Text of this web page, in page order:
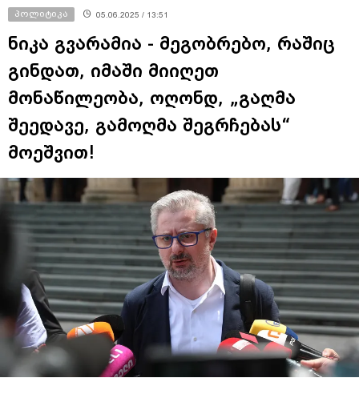
პოლიტიკა 05.06.2025 / 13:51
ნიკა გვარამია - მეგობრებო, რაშიც
გინდათ, იმაში მიიღეთ
მონაწილეობა, ოღონდ, „გაღმა
შეედავე, გამოღმა შეგრჩებას“
მოეშვით!